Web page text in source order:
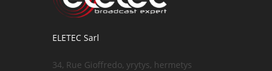
ELETEC Sarl
34, Rue Gioffredo, yrytys, hermetys